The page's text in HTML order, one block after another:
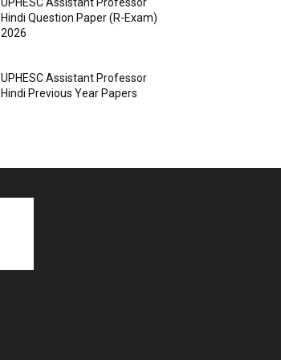
Hindi Question Paper (R-Exam)
2026
UPHESC Assistant Professor
Hindi Previous Year Papers